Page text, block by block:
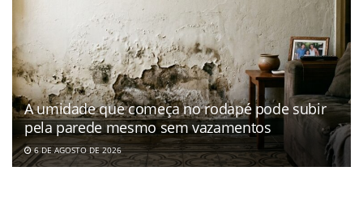
A umidade que começa no rodapé pode subir
pela parede mesmo sem vazamentos
6 DE AGOSTO DE 2026